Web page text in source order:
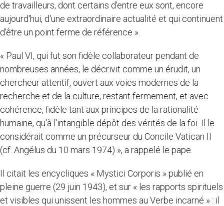
de travailleurs, dont certains d'entre eux sont, encore
aujourd'hui, d'une extraordinaire actualité et qui continuent
d'être un point ferme de référence ».
« Paul VI, qui fut son fidèle collaborateur pendant de
nombreuses années, le décrivit comme un érudit, un
chercheur attentif, ouvert aux voies modernes de la
recherche et de la culture, restant fermement, et avec
cohérence, fidèle tant aux principes de la rationalité
humaine, qu'à l'intangible dépôt des vérités de la foi. Il le
considérait comme un précurseur du Concile Vatican II
(cf. Angélus du 10 mars 1974) », a rappelé le pape.
Il citait les encycliques « Mystici Corporis » publié en
pleine guerre (29 juin 1943), et sur « les rapports spirituels
et visibles qui unissent les hommes au Verbe incarné » : il